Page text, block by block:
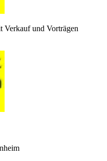
Verkauf und Vorträgen